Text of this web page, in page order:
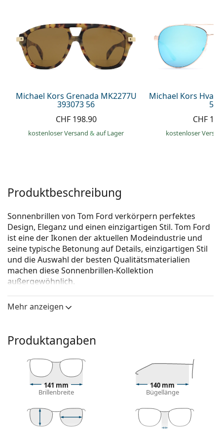
Prada
Alle Marken
Michael Kors Grenada MK2277U
393073 56
CHF 198.90
kostenloser Versand& auf Lager
Michael Kors Hvar
59
CHF
kostenloser
Produktbeschreibung
Sonnenbrillen von Tom Ford verkörpern perfektes
Design, Eleganz und einen einzigartigen Stil. Tom Ford
ist eine der Ikonen der aktuellen Modeindustrie und
seine typische Betonung auf Details, einzigartigen Stil
und die Auswahl der besten Qualitätsmaterialien
machen diese Sonnenbrillen-Kollektion
außergewöhnlich.
Tom Ford Reggie FT0838 28W 61ist eine Sonnenbrille
für Frauen.
können Sie herausfinden, wie Sie mit dieser
Sonnenbrille aussehen.
Brillenfassung
Die goldene Farbe des Rahmens passt perfekt zu
warmen Hauttönen und dunkelbraunem Haar.
Menschen mit einer quadratischen, ovalen oder
dreieckigen Gesichtsform.
Mehr anzeigen
Produktangaben
141 mm
Brillenbreite
140 mm
Bügellänge